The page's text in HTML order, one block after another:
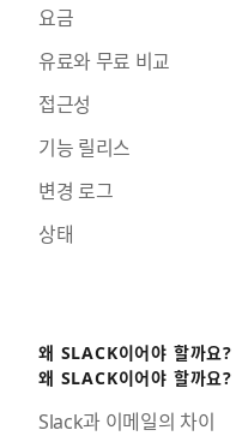
요금
유료와 무료 비교
접근성
기능 릴리스
변경 로그
상태
왜 SLACK이어야 할까요?
왜 SLACK이어야 할까요?
Slack과 이메일의 차이